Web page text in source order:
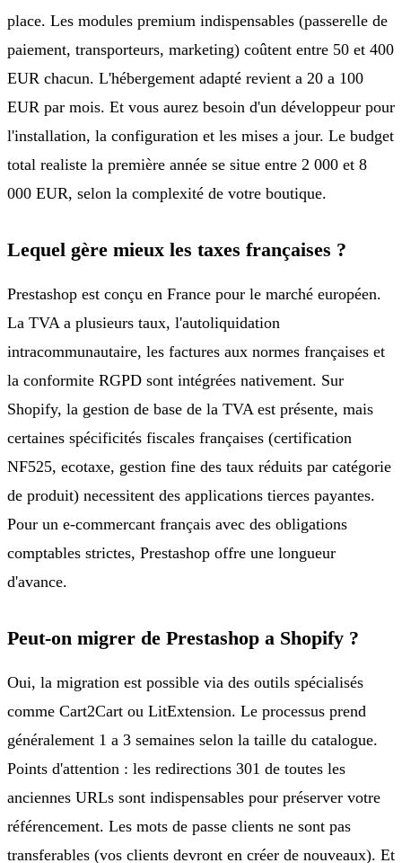
place. Les modules premium indispensables (passerelle de
paiement, transporteurs, marketing) coûtent entre 50 et 400
EUR chacun. L'hébergement adapté revient a 20 a 100
EUR par mois. Et vous aurez besoin d'un développeur pour
l'installation, la configuration et les mises a jour. Le budget
total realiste la première année se situe entre 2 000 et 8
000 EUR, selon la complexité de votre boutique.
Lequel gère mieux les taxes françaises ?
Prestashop est conçu en France pour le marché européen.
La TVA a plusieurs taux, l'autoliquidation
intracommunautaire, les factures aux normes françaises et
la conformite RGPD sont intégrées nativement. Sur
Shopify, la gestion de base de la TVA est présente, mais
certaines spécificités fiscales françaises (certification
NF525, ecotaxe, gestion fine des taux réduits par catégorie
de produit) necessitent des applications tierces payantes.
Pour un e-commercant français avec des obligations
comptables strictes, Prestashop offre une longueur
d'avance.
Peut-on migrer de Prestashop a Shopify ?
Oui, la migration est possible via des outils spécialisés
comme Cart2Cart ou LitExtension. Le processus prend
généralement 1 a 3 semaines selon la taille du catalogue.
Points d'attention : les redirections 301 de toutes les
anciennes URLs sont indispensables pour préserver votre
référencement. Les mots de passe clients ne sont pas
transferables (vos clients devront en créer de nouveaux). Et